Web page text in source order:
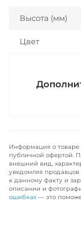
Высота (мм)
Цвет
Информация о товаре
публичной офертой.
внешний вид,
уведомляя
к данному факту и
описании и
ошибках — это